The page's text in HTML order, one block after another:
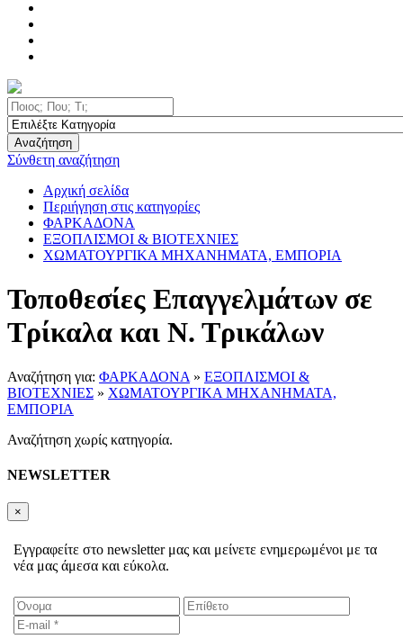
Αναζήτηση
Σύνθετη αναζήτηση
Αρχική σελίδα
Περιήγηση στις κατηγορίες
ΦΑΡΚΑΔΟΝΑ
ΕΞΟΠΛΙΣΜΟΙ & ΒΙΟΤΕΧΝΙΕΣ
ΧΩΜΑΤΟΥΡΓΙΚΑ ΜΗΧΑΝΗΜΑΤΑ, ΕΜΠΟΡΙΑ
Τοποθεσίες Επαγγελμάτων σε
Τρίκαλα και Ν. Τρικάλων
Αναζήτηση για: ΦΑΡΚΑΔΟΝΑ » ΕΞΟΠΛΙΣΜΟΙ &
ΒΙΟΤΕΧΝΙΕΣ » ΧΩΜΑΤΟΥΡΓΙΚΑ ΜΗΧΑΝΗΜΑΤΑ,
ΕΜΠΟΡΙΑ
Αναζήτηση χωρίς κατηγορία.
NEWSLETTER
×
Εγγραφείτε στο newsletter μας και μείνετε ενημερωμένοι με τα
νέα μας άμεσα και εύκολα.